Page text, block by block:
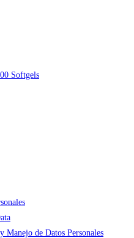
Manejo de Datos Personales